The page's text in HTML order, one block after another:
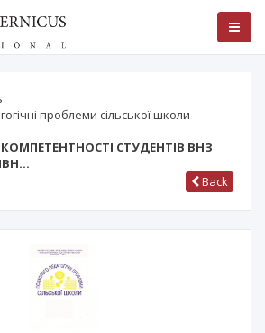
проблеми сільської школи
СТУДЕНТІВ ВНЗ
Back